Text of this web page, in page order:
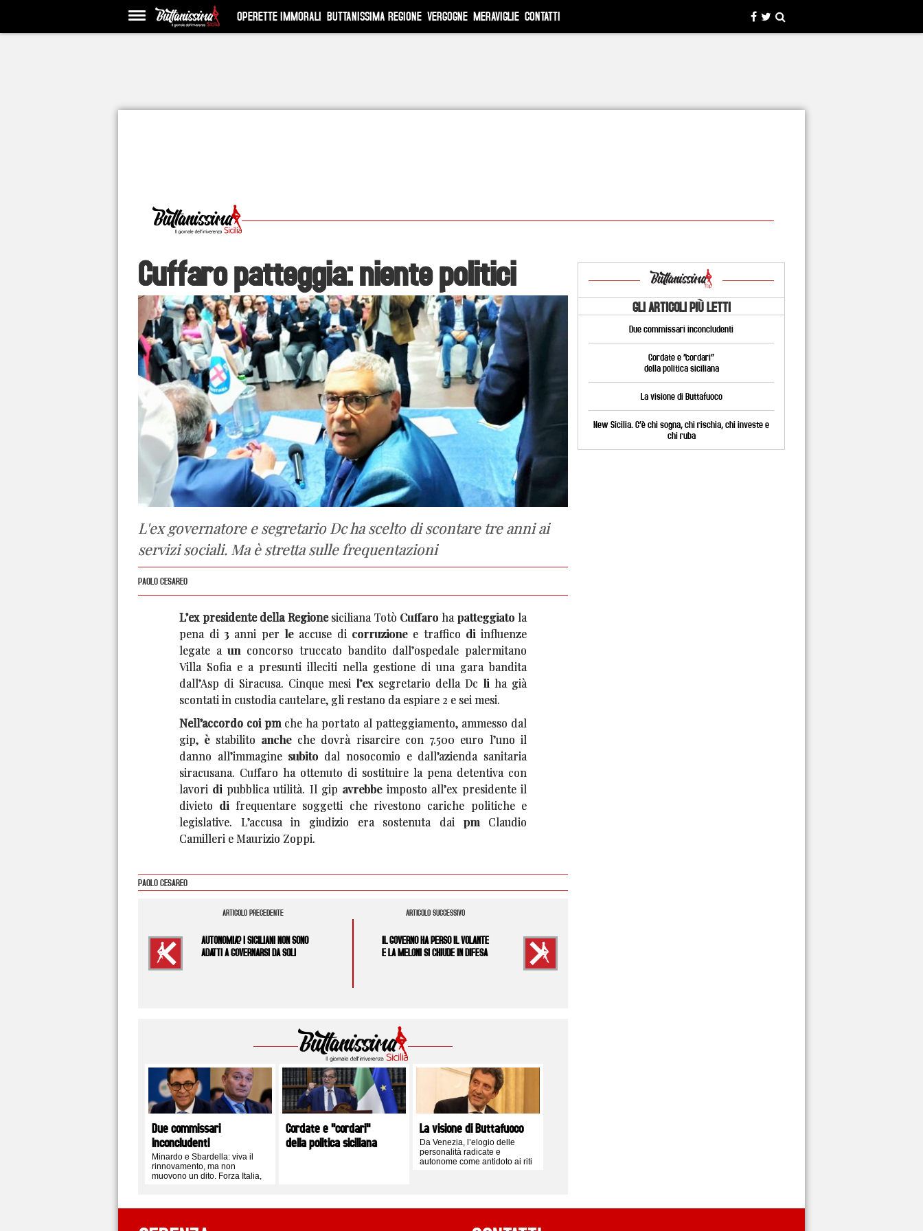
OPERETTE IMMORALI BUTTANISSIMA REGIONE VERGOGNE MERAVIGLIE CONTATTI
Cuffaro patteggia: niente politici
L'ex governatore e segretario Dc ha scelto di scontare tre anni ai
servizi sociali. Ma è stretta sulle frequentazioni
PAOLO CESAREO
L’ex presidente della Regionesiciliana Totò Cuffaro ha patteggiato la
pena di 3 anni per le accuse di corruzione e traffico di influenze
legate a un concorso truccato bandito dall’ospedale palermitano
Villa Sofia e a presunti illeciti nella gestione di una gara bandita
dall’Asp di Siracusa. Cinque mesi l’ex segretario della Dc li ha già
scontati in custodia cautelare, gli restano da espiare 2 e sei mesi.
Nell’accordo coi pm che ha portato al patteggiamento, ammesso dal
gip, è stabilito anche che dovrà risarcire con 7.500 euro l’uno il
danno all’immagine subito dal nosocomio e dall’azienda sanitaria
siracusana. Cuffaro ha ottenuto di sostituire la pena detentiva con
lavori di pubblica utilità. Il gip avrebbe imposto all’ex presidente il
divieto di frequentare soggetti che rivestono cariche politiche e
legislative. L’accusa in giudizio era sostenuta dai pm Claudio
Camilleri e Maurizio Zoppi.
PAOLO CESAREO
ARTICOLO PRECEDENTE
AUTONOMIA? I SICILIANI NON SONO
ADATTI A GOVERNARSI DA SOLI
ARTICOLO SUCCESSIVO
IL GOVERNO HA PERSO IL VOLANTE
E LA MELONI SI CHIUDE IN DIFESA
Due commissari
inconcludenti
Minardo e Sbardella: viva il
rinnovamento, ma non
muovono un dito. Forza Italia,
Cordate e "cordari"
della politica siciliana
La visione di Buttafuoco
Da Venezia, l’elogio delle
personalità radicate e
autonome come antidoto ai riti
GLI ARTICOLI PIÙ LETTI
Due commissari inconcludenti
Cordate e “cordari”
della politica siciliana
La visione di Buttafuoco
New Sicilia. C’è chi sogna, chi rischia, chi investe e
chi ruba